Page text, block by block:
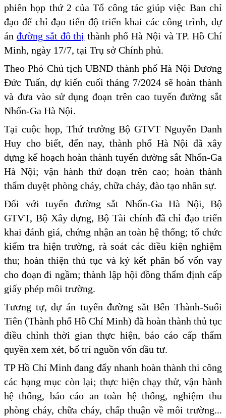
phiên họp thứ 2 của Tổ công tác giúp việc Ban chỉ
đạo để chỉ đạo tiến độ triển khai các công trình, dự
án đường sắt đô thị thành phố Hà Nội và TP. Hồ Chí
Minh, ngày 17/7, tại Trụ sở Chính phủ.
Theo Phó Chủ tịch UBND thành phố Hà Nội Dương
Đức Tuấn, dự kiến cuối tháng 7/2024 sẽ hoàn thành
và đưa vào sử dụng đoạn trên cao tuyến đường sắt
Nhổn-Ga Hà Nội.
Tại cuộc họp, Thứ trưởng Bộ GTVT Nguyễn Danh
Huy cho biết, đến nay, thành phố Hà Nội đã xây
dựng kế hoạch hoàn thành tuyến đường sắt Nhổn-Ga
Hà Nội; vận hành thử đoạn trên cao; hoàn thành
thẩm duyệt phòng cháy, chữa cháy, đào tạo nhân sự.
Đối với tuyến đường sắt Nhổn-Ga Hà Nội, Bộ
GTVT, Bộ Xây dựng, Bộ Tài chính đã chỉ đạo triển
khai đánh giá, chứng nhận an toàn hệ thống; tổ chức
kiểm tra hiện trường, rà soát các điều kiện nghiệm
thu; hoàn thiện thủ tục và ký kết phân bổ vốn vay
cho đoạn đi ngầm; thành lập hội đồng thẩm định cấp
giấy phép môi trường.
Tương tự, dự án tuyến đường sắt Bến Thành-Suối
Tiên (Thành phố Hồ Chí Minh) đã hoàn thành thủ tục
điều chỉnh thời gian thực hiện, báo cáo cấp thẩm
quyền xem xét, bố trí nguồn vốn đầu tư.
TP Hồ Chí Minh đang đẩy nhanh hoàn thành thi công
các hạng mục còn lại; thực hiện chạy thử, vận hành
hệ thống, báo cáo an toàn hệ thống, nghiệm thu
phòng cháy, chữa cháy, chấp thuận về môi trường...